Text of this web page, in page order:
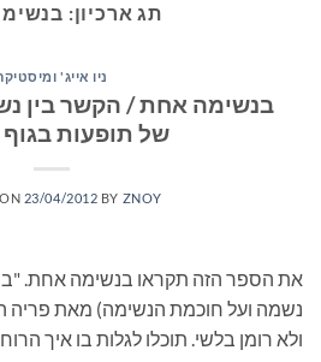
תג ארכיון:
ניו אייג'
בנשימה אחת / הקשר בין
של תופעות
23/04/2012 BY ZNOY
את הספר הזה תקראו בנשימה אחת.
נשמה ועל חוכמת הנשימה) מאת
ולא רומן בלשי. תוכלו לגלות בו איך